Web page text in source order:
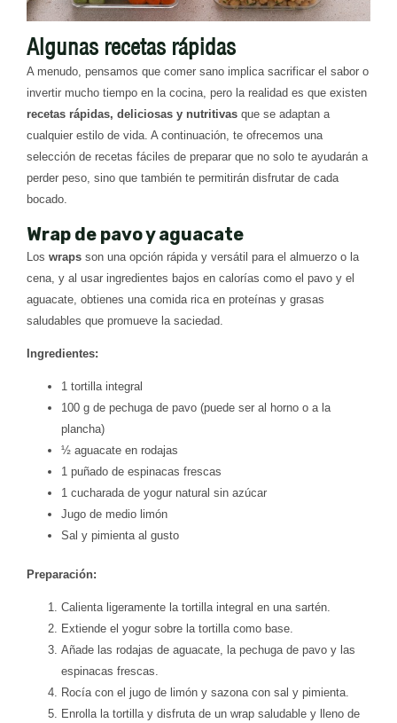
Algunas recetas rápidas
A menudo, pensamos que comer sano implica sacrificar el sabor o
invertir mucho tiempo en la cocina, pero la realidad es que existen
recetas rápidas, deliciosas y nutritivas que se adaptan a
cualquier estilo de vida. A continuación, te ofrecemos una
selección de recetas fáciles de preparar que no solo te ayudarán a
perder peso, sino que también te permitirán disfrutar de cada
bocado.
Wrap de pavo y aguacate
Los wraps son una opción rápida y versátil para el almuerzo o la
cena, y al usar ingredientes bajos en calorías como el pavo y el
aguacate, obtienes una comida rica en proteínas y grasas
saludables que promueve la saciedad.
Ingredientes:
1 tortilla integral
100 g de pechuga de pavo (puede ser al horno o a la
plancha)
½ aguacate en rodajas
1 puñado de espinacas frescas
1 cucharada de yogur natural sin azúcar
Jugo de medio limón
Sal y pimienta al gusto
Preparación:
Calienta ligeramente la tortilla integral en una sartén.
Extiende el yogur sobre la tortilla como base.
Añade las rodajas de aguacate, la pechuga de pavo y las
espinacas frescas.
Rocía con el jugo de limón y sazona con sal y pimienta.
Enrolla la tortilla y disfruta de un wrap saludable y lleno de